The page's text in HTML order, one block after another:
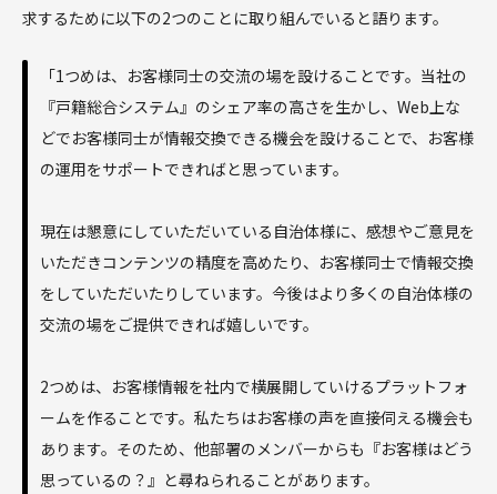
求するために以下の2つのことに取り組んでいると語ります。
「1つめは、お客様同士の交流の場を設けることです。当社の
『戸籍総合システム』のシェア率の高さを生かし、Web上な
どでお客様同士が情報交換できる機会を設けることで、お客様
の運用をサポートできればと思っています。
現在は懇意にしていただいている自治体様に、感想やご意見を
いただきコンテンツの精度を高めたり、お客様同士で情報交換
をしていただいたりしています。今後はより多くの自治体様の
交流の場をご提供できれば嬉しいです。
2つめは、お客様情報を社内で横展開していけるプラットフォ
ームを作ることです。私たちはお客様の声を直接伺える機会も
あります。そのため、他部署のメンバーからも『お客様はどう
思っているの？』と尋ねられることがあります。